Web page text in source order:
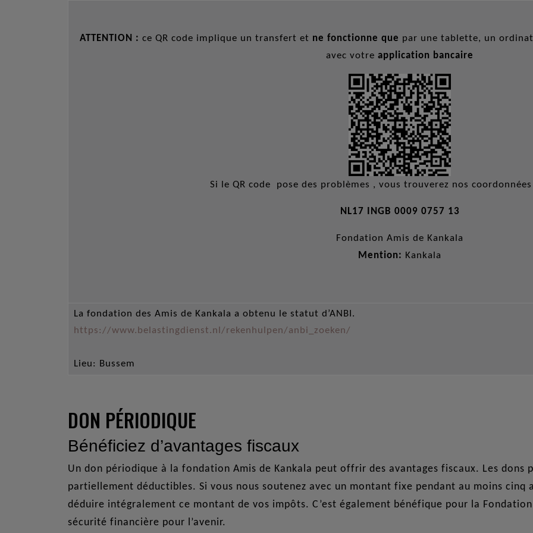
ATTENTION : ce QR code implique un transfert et ne fonctionne que par une tablette, un
avec votre application bancaire
Si le QR code pose des problèmes , vous trouverez nos
NL17 INGB 0009 0757 13
Fondation Amis de Kankala
Mention: Kankala
La fondation des Amis de Kankala a obtenu le statut d’ANBI.
https://www.belastingdienst.nl/rekenhulpen/anbi_zoeken/
Lieu: Bussem
DON PÉRIODIQUE
Bénéficiez d’avantages fiscaux
Un don périodique à la fondation Amis de Kankala peut offrir des avantages fiscaux. Les dons
partiellement déductibles. Si vous nous soutenez avec un montant fixe pendant au moins cinq
déduire intégralement ce montant de vos impôts. C’est également bénéfique pour la
sécurité financière pour l’avenir.